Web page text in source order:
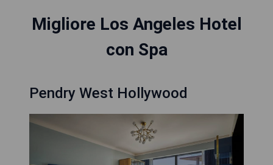
Migliore Los Angeles Hotel
con Spa
Pendry West Hollywood